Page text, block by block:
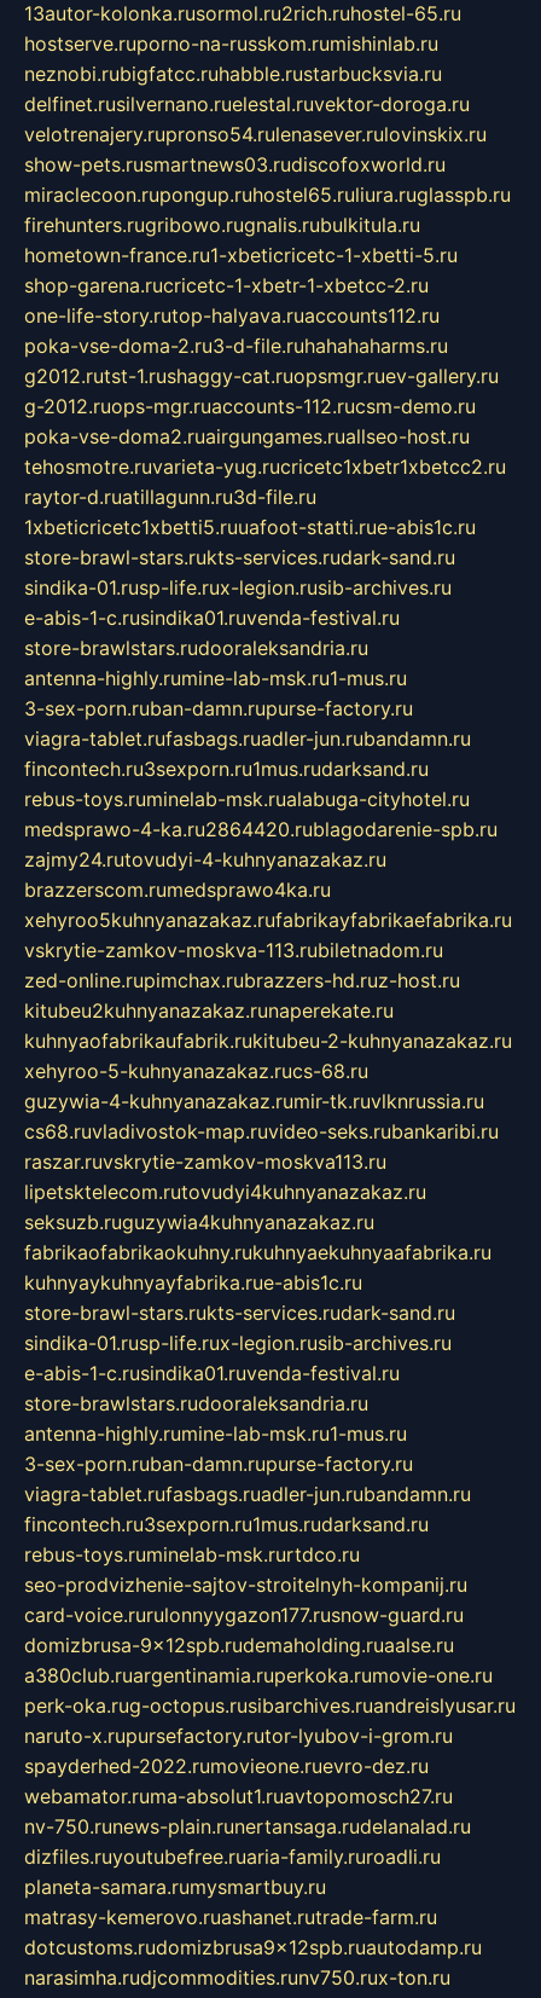
13autor-kolonka.rusormol.ru2rich.ruhostel-65.ru
hostserve.ruporno-na-russkom.rumishinlab.ru
neznobi.rubigfatcc.ruhabble.rustarbucksvia.ru
delfinet.rusilvernano.ruelestal.ruvektor-doroga.ru
velotrenajery.rupronso54.rulenasever.rulovinskix.ru
show-pets.rusmartnews03.rudiscofoxworld.ru
miraclecoon.rupongup.ruhostel65.ruliura.ruglasspb.ru
firehunters.rugribowo.rugnalis.rubulkitula.ru
hometown-france.ru1-xbeticricetc-1-xbetti-5.ru
shop-garena.rucricetc-1-xbetr-1-xbetcc-2.ru
one-life-story.rutop-halyava.ruaccounts112.ru
poka-vse-doma-2.ru3-d-file.ruhahahaharms.ru
g2012.rutst-1.rushaggy-cat.ruopsmgr.ruev-gallery.ru
g-2012.ruops-mgr.ruaccounts-112.rucsm-demo.ru
poka-vse-doma2.ruairgungames.ruallseo-host.ru
tehosmotre.ruvarieta-yug.rucricetc1xbetr1xbetcc2.ru
raytor-d.ruatillagunn.ru3d-file.ru
1xbeticricetc1xbetti5.ruuafoot-statti.rue-abis1c.ru
store-brawl-stars.rukts-services.rudark-sand.ru
sindika-01.rusp-life.rux-legion.rusib-archives.ru
e-abis-1-c.rusindika01.ruvenda-festival.ru
store-brawlstars.rudooraleksandria.ru
antenna-highly.rumine-lab-msk.ru1-mus.ru
3-sex-porn.ruban-damn.rupurse-factory.ru
viagra-tablet.rufasbags.ruadler-jun.rubandamn.ru
fincontech.ru3sexporn.ru1mus.rudarksand.ru
rebus-toys.ruminelab-msk.rualabuga-cityhotel.ru
medsprawo-4-ka.ru2864420.rublagodarenie-spb.ru
zajmy24.rutovudyi-4-kuhnyanazakaz.ru
brazzerscom.rumedsprawo4ka.ru
xehyroo5kuhnyanazakaz.rufabrikayfabrikaefabrika.ru
vskrytie-zamkov-moskva-113.rubiletnadom.ru
zed-online.rupimchax.rubrazzers-hd.ruz-host.ru
kitubeu2kuhnyanazakaz.runaperekate.ru
kuhnyaofabrikaufabrik.rukitubeu-2-kuhnyanazakaz.ru
xehyroo-5-kuhnyanazakaz.rucs-68.ru
guzywia-4-kuhnyanazakaz.rumir-tk.ruvlknrussia.ru
cs68.ruvladivostok-map.ruvideo-seks.rubankaribi.ru
raszar.ruvskrytie-zamkov-moskva113.ru
lipetsktelecom.rutovudyi4kuhnyanazakaz.ru
seksuzb.ruguzywia4kuhnyanazakaz.ru
fabrikaofabrikaokuhny.rukuhnyaekuhnyaafabrika.ru
kuhnyaykuhnyayfabrika.rue-abis1c.ru
store-brawl-stars.rukts-services.rudark-sand.ru
sindika-01.rusp-life.rux-legion.rusib-archives.ru
e-abis-1-c.rusindika01.ruvenda-festival.ru
store-brawlstars.rudooraleksandria.ru
antenna-highly.rumine-lab-msk.ru1-mus.ru
3-sex-porn.ruban-damn.rupurse-factory.ru
viagra-tablet.rufasbags.ruadler-jun.rubandamn.ru
fincontech.ru3sexporn.ru1mus.rudarksand.ru
rebus-toys.ruminelab-msk.rurtdco.ru
seo-prodvizhenie-sajtov-stroitelnyh-kompanij.ru
card-voice.rurulonnyygazon177.rusnow-guard.ru
domizbrusa-9x12spb.rudemaholding.ruaalse.ru
a380club.ruargentinamia.ruperkoka.rumovie-one.ru
perk-oka.rug-octopus.rusibarchives.ruandreislyusar.ru
naruto-x.rupursefactory.rutor-lyubov-i-grom.ru
spayderhed-2022.rumovieone.ruevro-dez.ru
webamator.ruma-absolut1.ruavtopomosch27.ru
nv-750.runews-plain.runertansaga.rudelanalad.ru
dizfiles.ruyoutubefree.ruaria-family.ruroadli.ru
planeta-samara.rumysmartbuy.ru
matrasy-kemerovo.ruashanet.rutrade-farm.ru
dotcustoms.rudomizbrusa9x12spb.ruautodamp.ru
narasimha.rudjcommodities.runv750.rux-ton.ru